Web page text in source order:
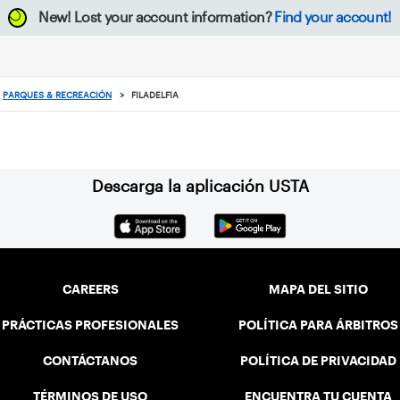
New! Lost your account information? Find your account!
PARQUES & RECREACIÓN > FILADELFIA
Descarga la aplicación USTA
CAREERS
PRÁCTICAS PROFESIONALES
CONTÁCTANOS
TÉRMINOS DE USO
MAPA DEL SITIO
POLÍTICA PARA ÁRBITROS
POLÍTICA DE PRIVACIDAD
ENCUENTRA TU CUENTA